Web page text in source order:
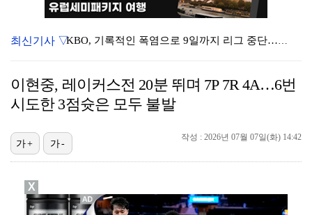
KBO, 기록적인 폭염으로 9일까지 리그 중단…내달 6…
대한축구협회, 외국인 심판 7차례 성접대 의혹…이 기간…
3승 사냥 시동 건 서교림 "샷·퍼트 만족스러워…좋은 …
폭로자 "황정민, 본인 말에 책임져야…내가 사생활에 초…
최신기사 ▽
이현중, 레이커스전 20분 뛰며 7P 7R 4A…6번
시도한 3점슛은 모두 불발
작성 : 2026년 07월 07일(화) 14:42
가+ 가-
X